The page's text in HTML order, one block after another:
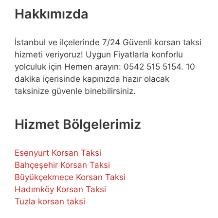
Hakkımızda
İstanbul ve ilçelerinde 7/24 Güvenli korsan taksi
hizmeti veriyoruz! Uygun Fiyatlarla konforlu
yolculuk için Hemen arayın: 0542 515 5154. 10
dakika içerisinde kapınızda hazır olacak
taksinize güvenle binebilirsiniz.
Hizmet Bölgelerimiz
Esenyurt Korsan Taksi
Bahçeşehir Korsan Taksi
Büyükçekmece Korsan Taksi
Hadımköy Korsan Taksi
Tuzla korsan taksi